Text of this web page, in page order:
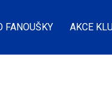
FANOUŠKY AKCE